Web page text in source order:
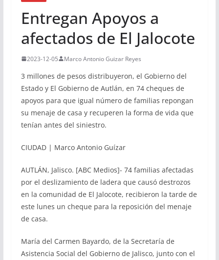
Entregan Apoyos a
afectados de El Jalocote
2023-12-05 Marco Antonio Guizar Reyes
3 millones de pesos distribuyeron, el Gobierno del
Estado y El Gobierno de Autlán, en 74 cheques de
apoyos para que igual número de familias repongan
su menaje de casa y recuperen la forma de vida que
tenían antes del siniestro.
CIUDAD | Marco Antonio Guízar
AUTLÁN, Jalisco. [ABC Medios]- 74 familias afectadas
por el deslizamiento de ladera que causó destrozos
en la comunidad de El Jalocote, recibieron la tarde de
este lunes un cheque para la reposición del menaje
de casa.
María del Carmen Bayardo, de la Secretaría de
Asistencia Social del Gobierno de Jalisco, junto con el